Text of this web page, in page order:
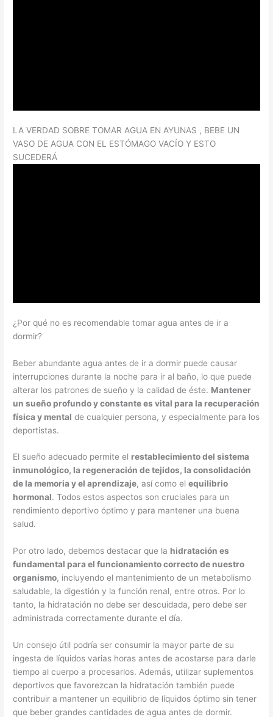
LA VERDAD SOBRE TOMAR AGUA EN AYUNAS , BEBE UN
VASO DE AGUA CON EL ESTÓMAGO VACÍO Y ESTO
SUCEDERÁ
¿Por qué no es recomendable tomar agua antes de ir a
dormir?
Beber abundante agua antes de ir a dormir puede causar
interrupciones durante la noche para ir al baño, lo que puede
alterar los patrones de sueño y la calidad de éste. Mantener
un sueño profundo y constante es vital para la recuperación
física y mental de cualquier persona, y especialmente para los
deportistas.
El sueño adecuado permite el restablecimiento del sistema
inmunológico, la regeneración de tejidos, la consolidación
de la memoria y el aprendizaje, así como elequilibrio
hormonal. Todos estos aspectos son cruciales para un
rendimiento deportivo óptimo y para mantener una buena
salud.
Por otro lado, debemos destacar que la hidratación es
fundamental para el funcionamiento correcto de nuestro
organismo, incluyendo el mantenimiento de un metabolismo
saludable, la digestión y la función renal, entre otros. Por lo
tanto, la hidratación no debe ser descuidada, pero debe ser
administrada correctamente durante el día.
Un consejo útil podría ser consumir la mayor parte de su
ingesta de líquidos varias horas antes de acostarse para darle
tiempo al cuerpo a procesarlos. Además, utilizar suplementos
deportivos que favorezcan la hidratación también puede
contribuir a mantener un equilibrio de líquidos óptimo sin tener
que beber grandes cantidades de agua antes de dormir.